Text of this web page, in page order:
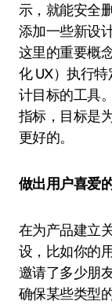
示，就能安全
添加一些新设
这里的重要概
化 UX）执行
计目标的工具
指标，目标是
更好的。
做出用户喜爱
在为产品建立
设，比如你的
邀请了多少朋
确保某些类型